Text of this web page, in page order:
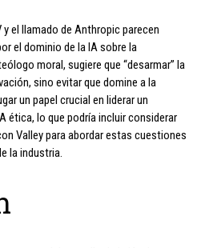
el llamado de Anthropic parecen
el dominio de la IA sobre la
moral, sugiere que “desarmar” la
sino evitar que domine a la
un papel crucial en liderar un
ética, lo que podría incluir considerar
Valley para abordar estas cuestiones
la industria.